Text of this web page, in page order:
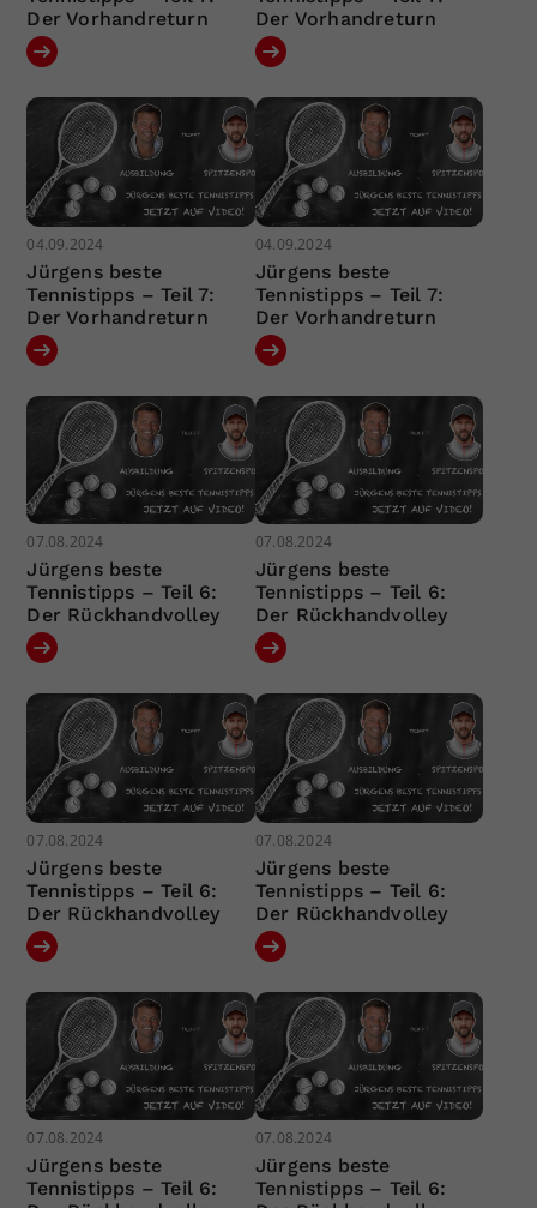
Der Vorhandreturn
Der Vorhandreturn
04.09.2024
Jürgens beste
Tennistipps – Teil 7:
Der Vorhandreturn
04.09.2024
Jürgens beste
Tennistipps – Teil 7:
Der Vorhandreturn
07.08.2024
Jürgens beste
Tennistipps – Teil 6:
Der Rückhandvolley
07.08.2024
Jürgens beste
Tennistipps – Teil 6:
Der Rückhandvolley
07.08.2024
Jürgens beste
Tennistipps – Teil 6:
Der Rückhandvolley
07.08.2024
Jürgens beste
Tennistipps – Teil 6:
Der Rückhandvolley
07.08.2024
Jürgens beste
Tennistipps – Teil 6:
07.08.2024
Jürgens beste
Tennistipps – Teil 6: